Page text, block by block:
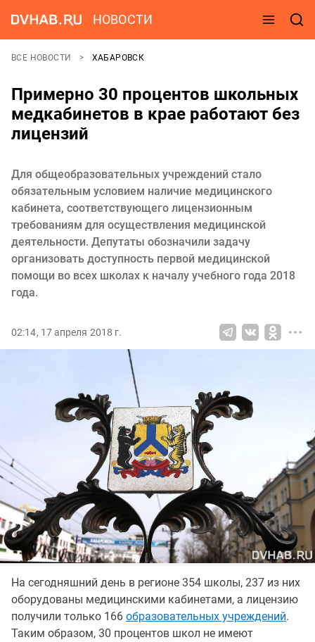
НОВОСТИ
ВСЕ НОВОСТИ ХАБАРОВСК
Примерно 30 процентов школьных
медкабинетов в крае работают без
лицензий
Для общеобразовательных учреждений стало
обязательным условием наличие медицинского
кабинета, соответствующего лицензионным
требованиям для осуществления медицинской
деятельности. Депутаты обозначили задачу
организовать доступность первой медицинской
помощи во всех школах к началу учебного года 2018
года.
02:14, 17 апреля 2018 г.
На сегодняшний день в регионе 354 школы, 237 из них
оборудованы медицинскими кабинетами, а лицензию
получили только 166 образовательных учреждений.
Таким образом, 30 процентов школ не имеют